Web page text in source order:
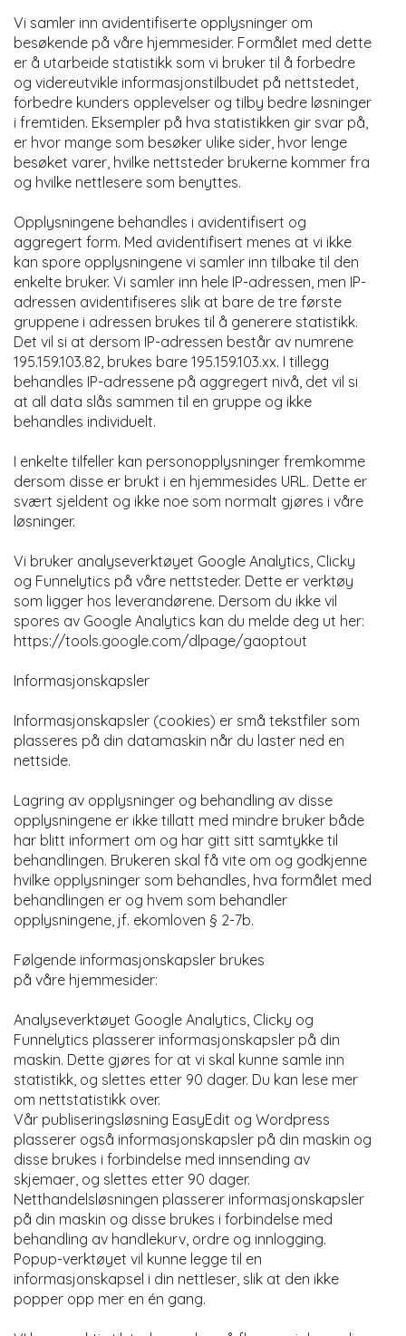
Vi samler inn avidentifiserte opplysninger om
besøkende på våre hjemmesider. Formålet med dette
er å utarbeide statistikk som vi bruker til å forbedre
og videreutvikle informasjonstilbudet på nettstedet,
forbedre kunders opplevelser og tilby bedre løsninger
i fremtiden. Eksempler på hva statistikken gir svar på,
er hvor mange som besøker ulike sider, hvor lenge
besøket varer, hvilke nettsteder brukerne kommer fra
og hvilke nettlesere som benyttes.
Opplysningene behandles i avidentifisert og
aggregert form. Med avidentifisert menes at vi ikke
kan spore opplysningene vi samler inn tilbake til den
enkelte bruker. Vi samler inn hele IP-adressen, men IP-
adressen avidentifiseres slik at bare de tre første
gruppene i adressen brukes til å generere statistikk.
Det vil si at dersom IP-adressen består av numrene
195.159.103.82, brukes bare 195.159.103.xx. I tillegg
behandles IP-adressene på aggregert nivå, det vil si
at all data slås sammen til en gruppe og ikke
behandles individuelt.
I enkelte tilfeller kan personopplysninger fremkomme
dersom disse er brukt i en hjemmesides URL. Dette er
svært sjeldent og ikke noe som normalt gjøres i våre
løsninger.
Vi bruker analyseverktøyet Google Analytics, Clicky
og Funnelytics på våre nettsteder. Dette er verktøy
som ligger hos leverandørene. Dersom du ikke vil
spores av Google Analytics kan du melde deg ut her:
https://tools.google.com/dlpage/gaoptout
Informasjonskapsler
Informasjonskapsler (cookies) er små tekstfiler som
plasseres på din datamaskin når du laster ned en
nettside.
Lagring av opplysninger og behandling av disse
opplysningene er ikke tillatt med mindre bruker både
har blitt informert om og har gitt sitt samtykke til
behandlingen. Brukeren skal få vite om og godkjenne
hvilke opplysninger som behandles, hva formålet med
behandlingen er og hvem som behandler
opplysningene, jf. ekomloven § 2-7b.
Følgende informasjonskapsler brukes
på våre hjemmesider:
Analyseverktøyet Google Analytics, Clicky og
Funnelytics plasserer informasjonskapsler på din
maskin. Dette gjøres for at vi skal kunne samle inn
statistikk, og slettes etter 90 dager. Du kan lese mer
om nettstatistikk over.
Vår publiseringsløsning EasyEdit og Wordpress
plasserer også informasjonskapsler på din maskin og
disse brukes i forbindelse med innsending av
skjemaer, og slettes etter 90 dager.
Netthandelsløsningen plasserer informasjonskapsler
på din maskin og disse brukes i forbindelse med
behandling av handlekurv, ordre og innlogging.
Popup-verktøyet vil kunne legge til en
informasjonskapsel i din nettleser, slik at den ikke
popper opp mer en én gang.